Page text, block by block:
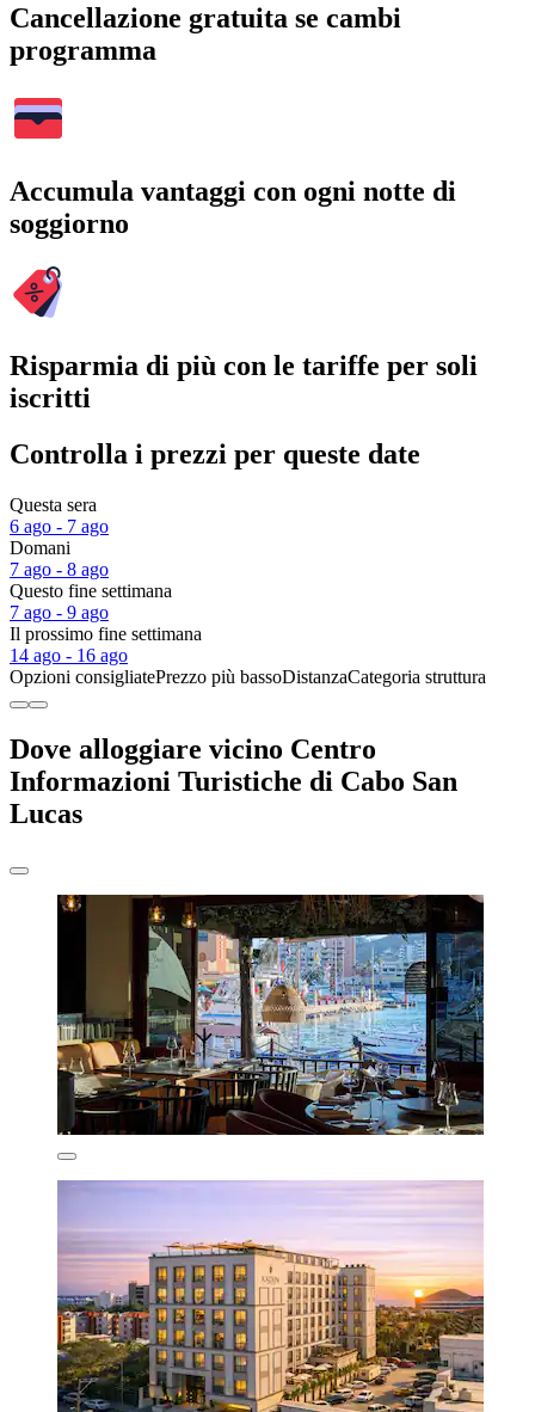
Cancellazione gratuita se cambi
programma
Accumula vantaggi con ogni notte di
soggiorno
Risparmia di più con le tariffe per soli
iscritti
Controlla i prezzi per queste date
Questa sera
6 ago - 7 ago
Domani
7 ago - 8 ago
Questo fine settimana
7 ago - 9 ago
Il prossimo fine settimana
14 ago - 16 ago
Opzioni consigliatePrezzo più bassoDistanzaCategoria struttura
Dove alloggiare vicino Centro
Informazioni Turistiche di Cabo San
Lucas